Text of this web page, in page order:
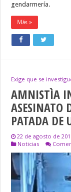
gendarmería.
Más »
Exige que se
AMNISTÌA
ASESINATO
PATADA DE
22 de agosto de
Noticias